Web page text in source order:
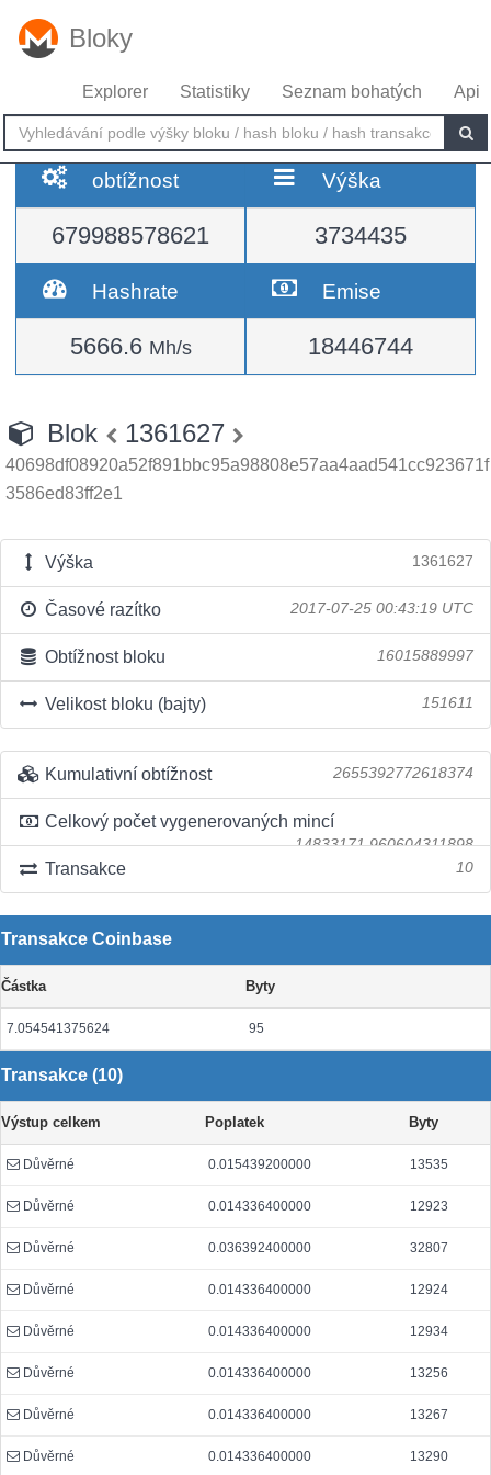
Bloky
Explorer Statistiky Seznam bohatých Api
obtížnost
679988578621
Výška
3734435
Hashrate
5666.6 Mh/s
Emise
18446744
Blok 1361627
40698df08920a52f891bbc95a98808e57aa4aad541cc923671f
3586ed83ff2e1
Výška 1361627
Časové razítko 2017-07-25 00:43:19 UTC
Obtížnost bloku 16015889997
Velikost bloku (bajty) 151611
Kumulativní obtížnost 2655392772618374
Celkový počet vygenerovaných mincí
14833171.960604311898
Transakce 10
Transakce Coinbase
Částka Byty
7.054541375624 95
Transakce (10)
Výstup celkem Poplatek Byty
Důvěrné 0.015439200000 13535
Důvěrné 0.014336400000 12923
Důvěrné 0.036392400000 32807
Důvěrné 0.014336400000 12924
Důvěrné 0.014336400000 12934
Důvěrné 0.014336400000 13256
Důvěrné 0.014336400000 13267
Důvěrné 0.014336400000 13290